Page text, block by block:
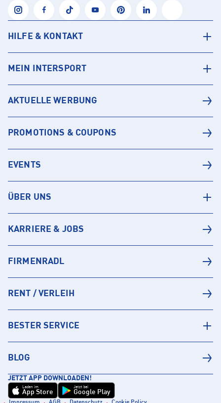
HILFE & KONTAKT
MEIN INTERSPORT
AKTUELLE WERBUNG
PROMOTIONS & COUPONS
EVENTS
ÜBER UNS
KARRIERE & JOBS
FIRMENRADL
RENT / VERLEIH
BESTER SERVICE
BLOG
JETZT APP DOWNLOADEN!
Laden im
App Store
Jetzt bei
Google Play